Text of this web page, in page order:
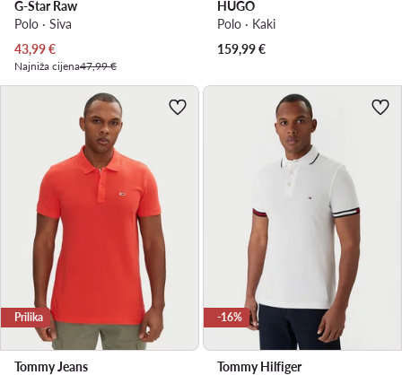
G-Star Raw
Polo · Siva
Trenutna cijena
43,99€
Najniža cijena47,99 €
HUGO
Polo · Kaki
159,99€
Prilika
Tommy Jeans
-16%
Tommy Hilfiger